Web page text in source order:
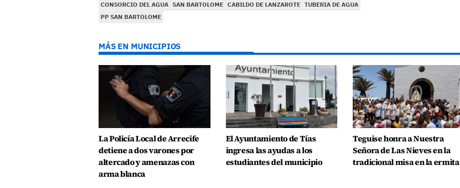
CONSORCIO DEL AGUA SAN BARTOLOME CABILDO DE LANZAROTE TUBERIA DE AGUA
PP SAN BARTOLOME
MÁS EN MUNICIPIOS
La Policía Local de Arrecife
detiene a dos varones por
altercado y amenazas con
arma blanca
El Ayuntamiento de Tías
ingresa las ayudas a los
estudiantes del municipio
Teguise honra a Nuestra
Señora de Las Nieves en la
tradicional misa en la ermita